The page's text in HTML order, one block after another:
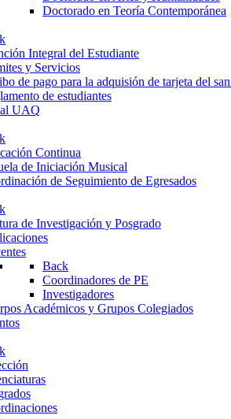
Doctorado en Teoría Contemporánea
Integral del Estudiante
y Servicios
de pago para la adquisión de tarjeta del
de estudiantes
UAQ
Continua
de Iniciación Musical
de Seguimiento de Egresados
de Investigación y Posgrado
Back
Coordinadores de PE
Investigadores
Académicos y Grupos Colegiados